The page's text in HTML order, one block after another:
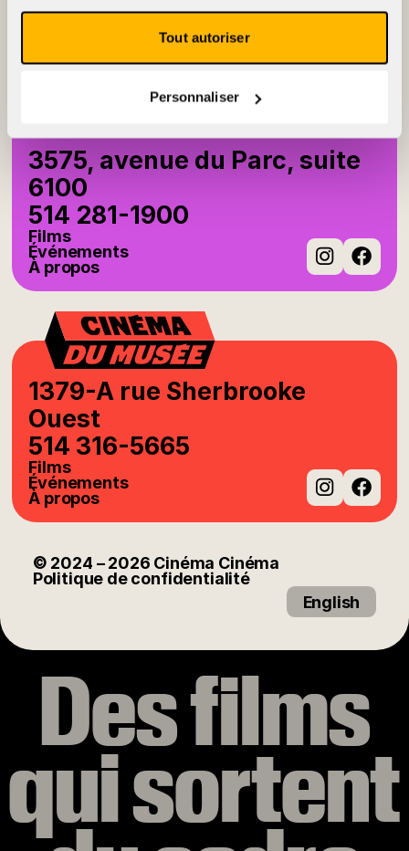
Tout autoriser
Personnaliser
3575, avenue du Parc, suite
6100
514 281-1900
Films
Événements
À propos
1379-A rue Sherbrooke
Ouest
514 316-5665
Films
Événements
À propos
© 2024 – 2026 Cinéma Cinéma
Politique de confidentialité
English
Des films
qui sortent